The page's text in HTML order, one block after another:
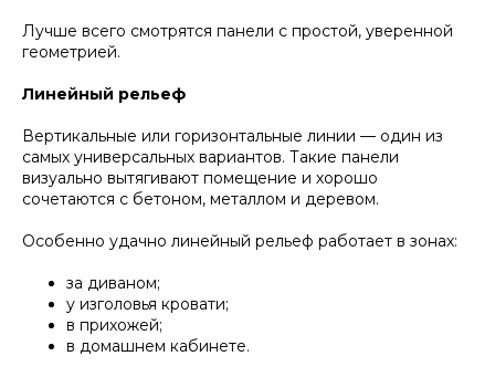
Лучше всего смотрятся панели с простой, уверенной
геометрией.
Линейный рельеф
Вертикальные или горизонтальные линии — один из
самых универсальных вариантов. Такие панели
визуально вытягивают помещение и хорошо
сочетаются с бетоном, металлом и деревом.
Особенно удачно линейный рельеф работает в зонах:
за диваном;
у изголовья кровати;
в прихожей;
в домашнем кабинете.